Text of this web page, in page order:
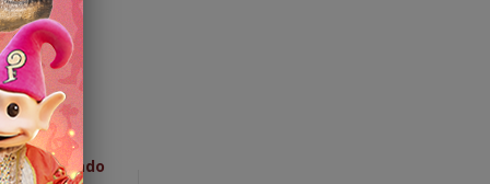
Gramado